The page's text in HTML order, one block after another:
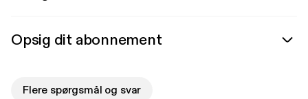
Opsig dit abonnement
Flere spørgsmål og svar